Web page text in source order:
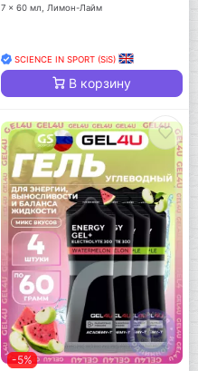
7 x 60 мл, Лимон-Лайм
SCIENCE IN SPORT (SiS)
В корзину
-5%